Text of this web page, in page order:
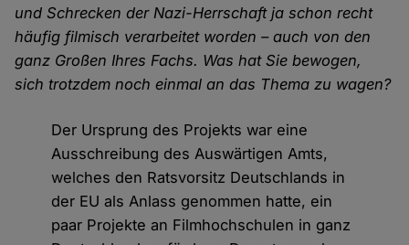
und Schrecken der Nazi-Herrschaft ja schon recht
häufig filmisch verarbeitet worden – auch von den
ganz Großen Ihres Fachs. Was hat Sie bewogen,
sich trotzdem noch einmal an das Thema zu wagen?
Der Ursprung des Projekts war eine
Ausschreibung des Auswärtigen Amts,
welches den Ratsvorsitz Deutschlands in
der EU als Anlass genommen hatte, ein
paar Projekte an Filmhochschulen in ganz